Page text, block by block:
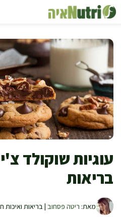
לדלג
לתוכן
עוגיות שוקולד
בריאות
מאת: ריטה פסחוב | בריאות ואיכות